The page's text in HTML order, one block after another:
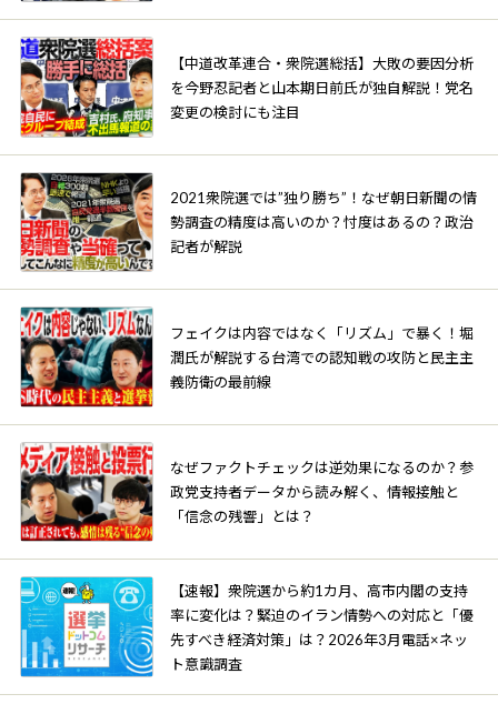
【中道改革連合・衆院選総括】大敗の要因分析
を今野忍記者と山本期日前氏が独自解説！党名
変更の検討にも注目
2021衆院選では”独り勝ち”！なぜ朝日新聞の情
勢調査の精度は高いのか？忖度はあるの？政治
記者が解説
フェイクは内容ではなく「リズム」で暴く！堀
潤氏が解説する台湾での認知戦の攻防と民主主
義防衛の最前線
なぜファクトチェックは逆効果になるのか？参
政党支持者データから読み解く、情報接触と
「信念の残響」とは？
【速報】衆院選から約1カ月、高市内閣の支持
率に変化は？緊迫のイラン情勢への対応と「優
先すべき経済対策」は？2026年3月電話×ネッ
ト意識調査